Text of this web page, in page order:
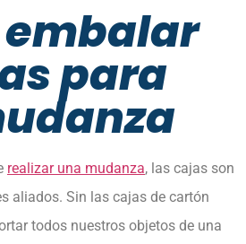
para
realizar una mudanza, las cajas son
aliados. Sin las cajas de cartón
todos nuestros objetos de una